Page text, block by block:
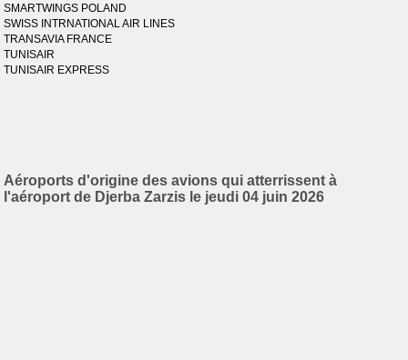
SMARTWINGS POLAND
SWISS INTRNATIONAL AIR LINES
TRANSAVIA FRANCE
TUNISAIR
TUNISAIR EXPRESS
Aéroports d'origine des avions qui atterrissent à
l'aéroport de Djerba Zarzis le jeudi 04 juin 2026